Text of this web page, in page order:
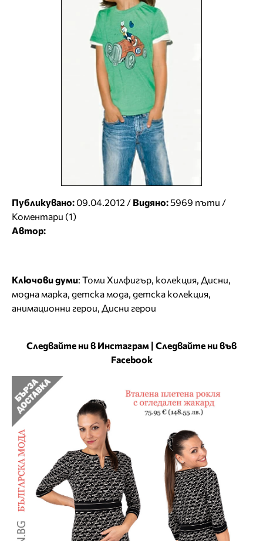
Публикувано: 09.04.2012 / Видяно:5969 пъти /
Коментари (1)
Автор:
Ключови думи: Томи Хилфигър, колекция, Дисни,
модна марка, детска мода, детска колекция,
анимационни герои, Дисни герои
Следвайте ни в Инстаграм | Следвайте ни във
Facebook